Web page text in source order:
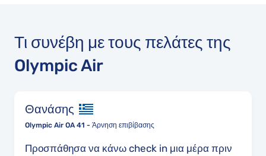
Τι συνέβη με τους πελάτες της
Olympic Air
Θανάσης
Olympic Air OA 41 - Άρνηση επιβίβασης
Προσπάθησα να κάνω check in μια μέρα πριν